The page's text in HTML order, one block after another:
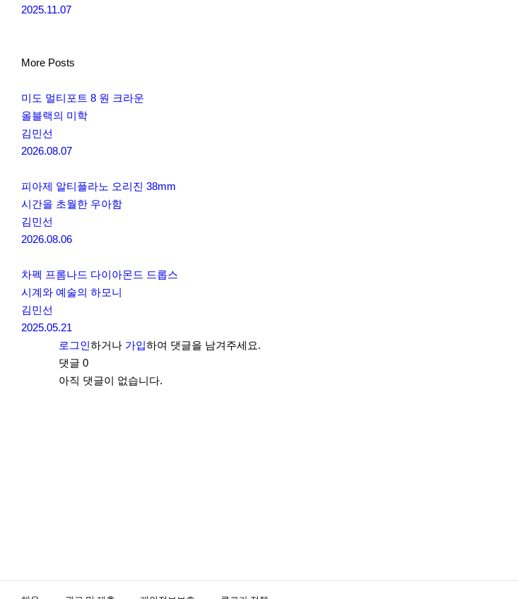
2025.11.07
More Posts
미도 멀티포트 8 원 크라운
올블랙의 미학
김민선
2026.08.07
피아제 알티플라노 오리진 38mm
시간을 초월한 우아함
김민선
2026.08.06
차펙 프롬나드 다이아몬드 드롭스
시계와 예술의 하모니
김민선
2025.05.21
로그인하거나 가입하여 댓글을 남겨주세요.
댓글 0
아직 댓글이 없습니다.